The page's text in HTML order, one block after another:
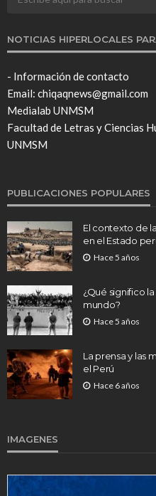
NOTICIAS HIPERLOCALES
- Información de contacto
Email: chiqaqnews@gmail.com
Medialab UNMSM
Facultad de Letras y Ciencias
UNMSM
PUBLICACIONES POPULARES
El contexto de
en el Estado
Hace 5 años
¿Qué significo
mundo?
Hace 5 años
La prensa y las
el Perú
Hace 6 años
IMAGENES